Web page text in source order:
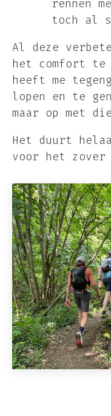
rennen
toch al
Al deze
het comfort te
heeft me
lopen en te
maar op met
Het duurt
voor het